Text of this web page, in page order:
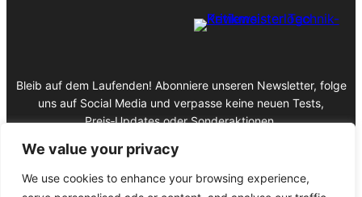
We value your privacy
We use cookies to enhance your browsing experience,
Bleib auf dem Laufenden! Abonniere unseren Newsletter, folge
uns auf Social Media und verpasse keine neuen Tests,
Preis‑Updates oder Sonderaktionen.